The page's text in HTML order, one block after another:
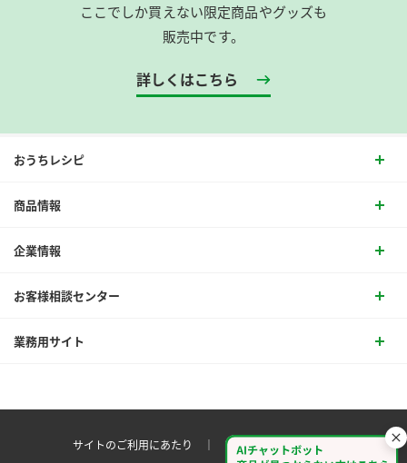
ここでしか買えない限定商品やグッズも
販売中です。
詳しくはこちら
おうちレシピ
商品情報
企業情報
お客様相談センター
業務用サイト
サイトのご利用にあたり ｜ プライバシーポリシー